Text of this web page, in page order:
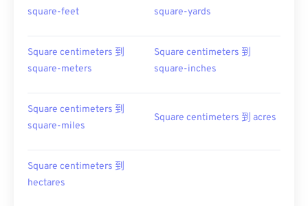
square-feet
square-yards
Square centimeters 到
square-meters
Square centimeters 到
square-inches
Square centimeters 到
square-miles
Square centimeters 到 acres
Square centimeters 到
hectares